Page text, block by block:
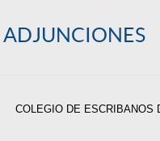
COLEGIO DE ESCRIBANOS